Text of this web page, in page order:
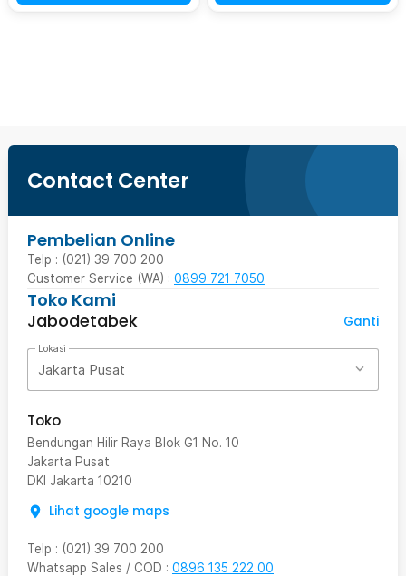
Contact Center
Pembelian Online
Telp : (021) 39 700 200
Customer Service (WA) : 0899 721 7050
Toko Kami
Jabodetabek
Ganti
Lokasi
Jakarta Pusat
Toko
Bendungan Hilir Raya Blok G1 No. 10
Jakarta Pusat
DKI Jakarta 10210
Lihat google maps
Telp : (021) 39 700 200
Whatsapp Sales / COD : 0896 135 222 00